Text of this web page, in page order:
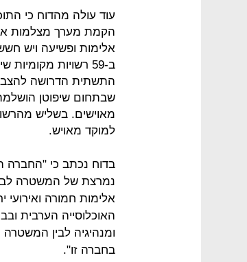
עוד עולה מהדוח כי
הקמת מערך מצלמות
אלימות ופשיעה ויש
שבתחום שיפוטן
מאוישים. בשליש
למוקד מאויש.
בדוח נכתב כי "החברה
נמרצת של המשטרה
אלימות חמורה
האוכלוסייה הערבית
ומנהיגיה לבין המשטרה
בחברה זו".